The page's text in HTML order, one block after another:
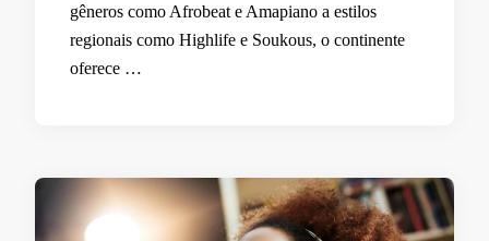
gêneros como Afrobeat e Amapiano a estilos
regionais como Highlife e Soukous, o continente
oferece …